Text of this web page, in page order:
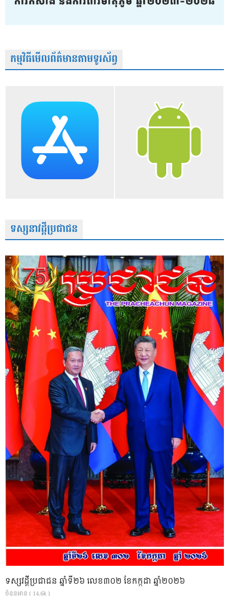
កម្មវិធីមើលព័ត៌មានតាមទូរស័ព្វ
ទស្សនាវដ្តីប្រជាជន
ទស្សវដ្តីប្រជាជន ឆ្នាំទី២៦ លេខ៣០២ ខែកក្កដា ឆ្នាំ២០២៦
ចំនួនអាន ( 14.6k )